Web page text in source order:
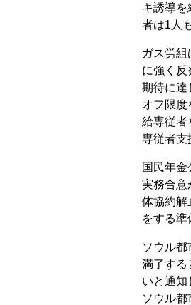
キ誘導を
者は1人
ガス労
に強く反
期待に達
オフ限度
給専従者
専従者支
国民年
実務合意
体協約解
をする準
ソウル
満了する
いと通知
ソウル都